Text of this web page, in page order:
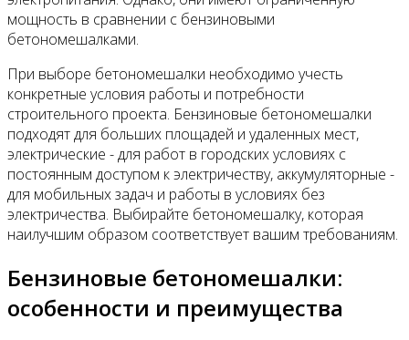
мощность в сравнении с бензиновыми
бетономешалками.
При выборе бетономешалки необходимо учесть
конкретные условия работы и потребности
строительного проекта. Бензиновые бетономешалки
подходят для больших площадей и удаленных мест,
электрические - для работ в городских условиях с
постоянным доступом к электричеству, аккумуляторные -
для мобильных задач и работы в условиях без
электричества. Выбирайте бетономешалку, которая
наилучшим образом соответствует вашим требованиям.
Бензиновые бетономешалки:
особенности и преимущества